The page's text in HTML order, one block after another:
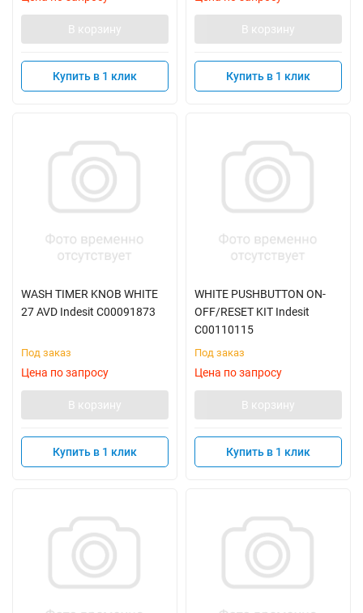
В корзину
Купить в 1 клик
В корзину
Купить в 1 клик
WASH TIMER KNOB WHITE
27 AVD Indesit C00091873
Под заказ
Цена по запросу
В корзину
Купить в 1 клик
WHITE PUSHBUTTON ON-
OFF/RESET KIT Indesit
C00110115
Под заказ
Цена по запросу
В корзину
Купить в 1 клик